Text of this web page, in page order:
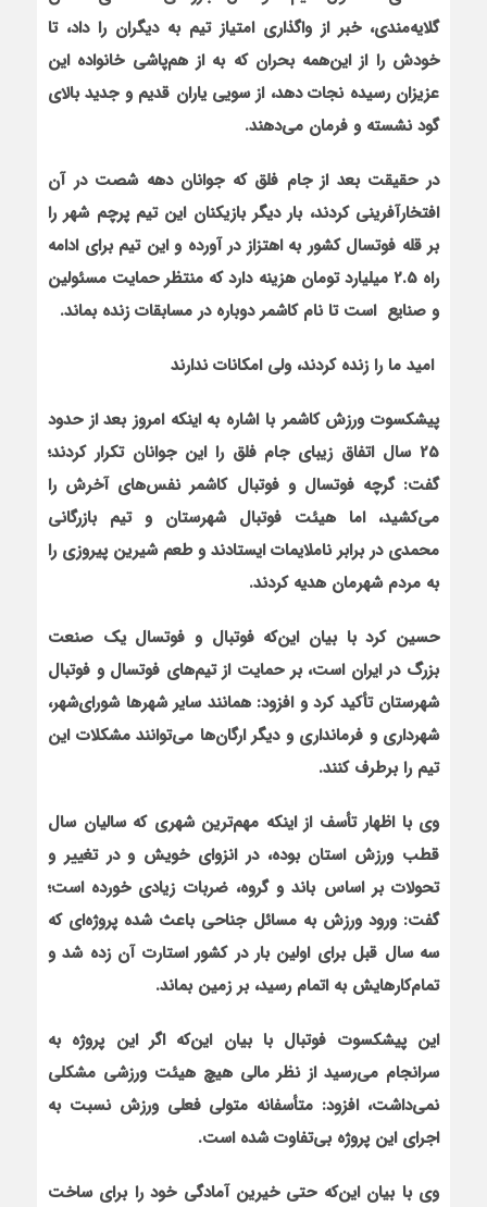
گلايهمندي، خبر از واگذاري امتياز تيم به ديگران را داد، تا
خودش را از اينهمه بحران که به از همپاشي خانواده اين
عزيزان رسيده نجات دهد، از سويي ياران قديم و جديد بالاي
گود نشسته و فرمان ميدهند.
در حقيقت بعد از جام فلق که جوانان دهه شصت در آن
افتخارآفريني کردند، بار ديگر بازيکنان اين تيم پرچم شهر را
بر قله فوتسال کشور به اهتزاز در آورده و اين تيم براي ادامه
راه 2.5 ميليارد تومان هزينه دارد که منتظر حمايت مسئولين
و صنايع است تا نام کاشمر دوباره در مسابقات زنده بماند.
اميد ما را زنده کردند، ولي امکانات ندارند
پيشکسوت ورزش کاشمر با اشاره به اين‏که امروز بعد از حدود
25 سال اتفاق زيباي جام فلق را اين جوانان تکرار کردند؛
گفت: گرچه فوتسال و فوتبال کاشمر نفسهاي آخرش را
ميکشيد، اما هيئت فوتبال شهرستان و تيم بازرگاني
محمدي در برابر ناملايمات ايستادند و طعم شيرين پيروزي را
به مردم شهرمان هديه کردند.
حسين کرد با بيان اينکه فوتبال و فوتسال يک صنعت
بزرگ در ايران است، بر حمايت از تيمهاي فوتسال و فوتبال
شهرستان تأکيد کرد و افزود: همانند ساير شهرها شورايشهر،
شهرداري و فرمانداري و ديگر ارگانها ميتوانند مشکلات اين
تيم را برطرف کنند.
وي با اظهار تأسف از اين‏که مهمترين شهري که ساليان سال
قطب ورزش استان بوده، در انزواي خويش و در تغيير و
تحولات بر اساس باند و گروه، ضربات زيادي خورده است؛
گفت: ورود ورزش به مسائل جناحي باعث شده پروژهاي که
سه سال قبل براي اولين بار در کشور استارت آن زده شد و
تمامکارهايش به اتمام رسيد، بر زمين بماند.
اين پيشکسوت فوتبال با بيان اينکه اگر اين پروژه به
سرانجام ميرسيد از نظر مالي هيچ هيئت ورزشي مشکلي
نميداشت، افزود: متأسفانه متولي فعلي ورزش نسبت به
اجراي اين پروژه بيتفاوت شده است.
وي با بيان اينکه حتي خيرين آمادگي خود را براي ساخت